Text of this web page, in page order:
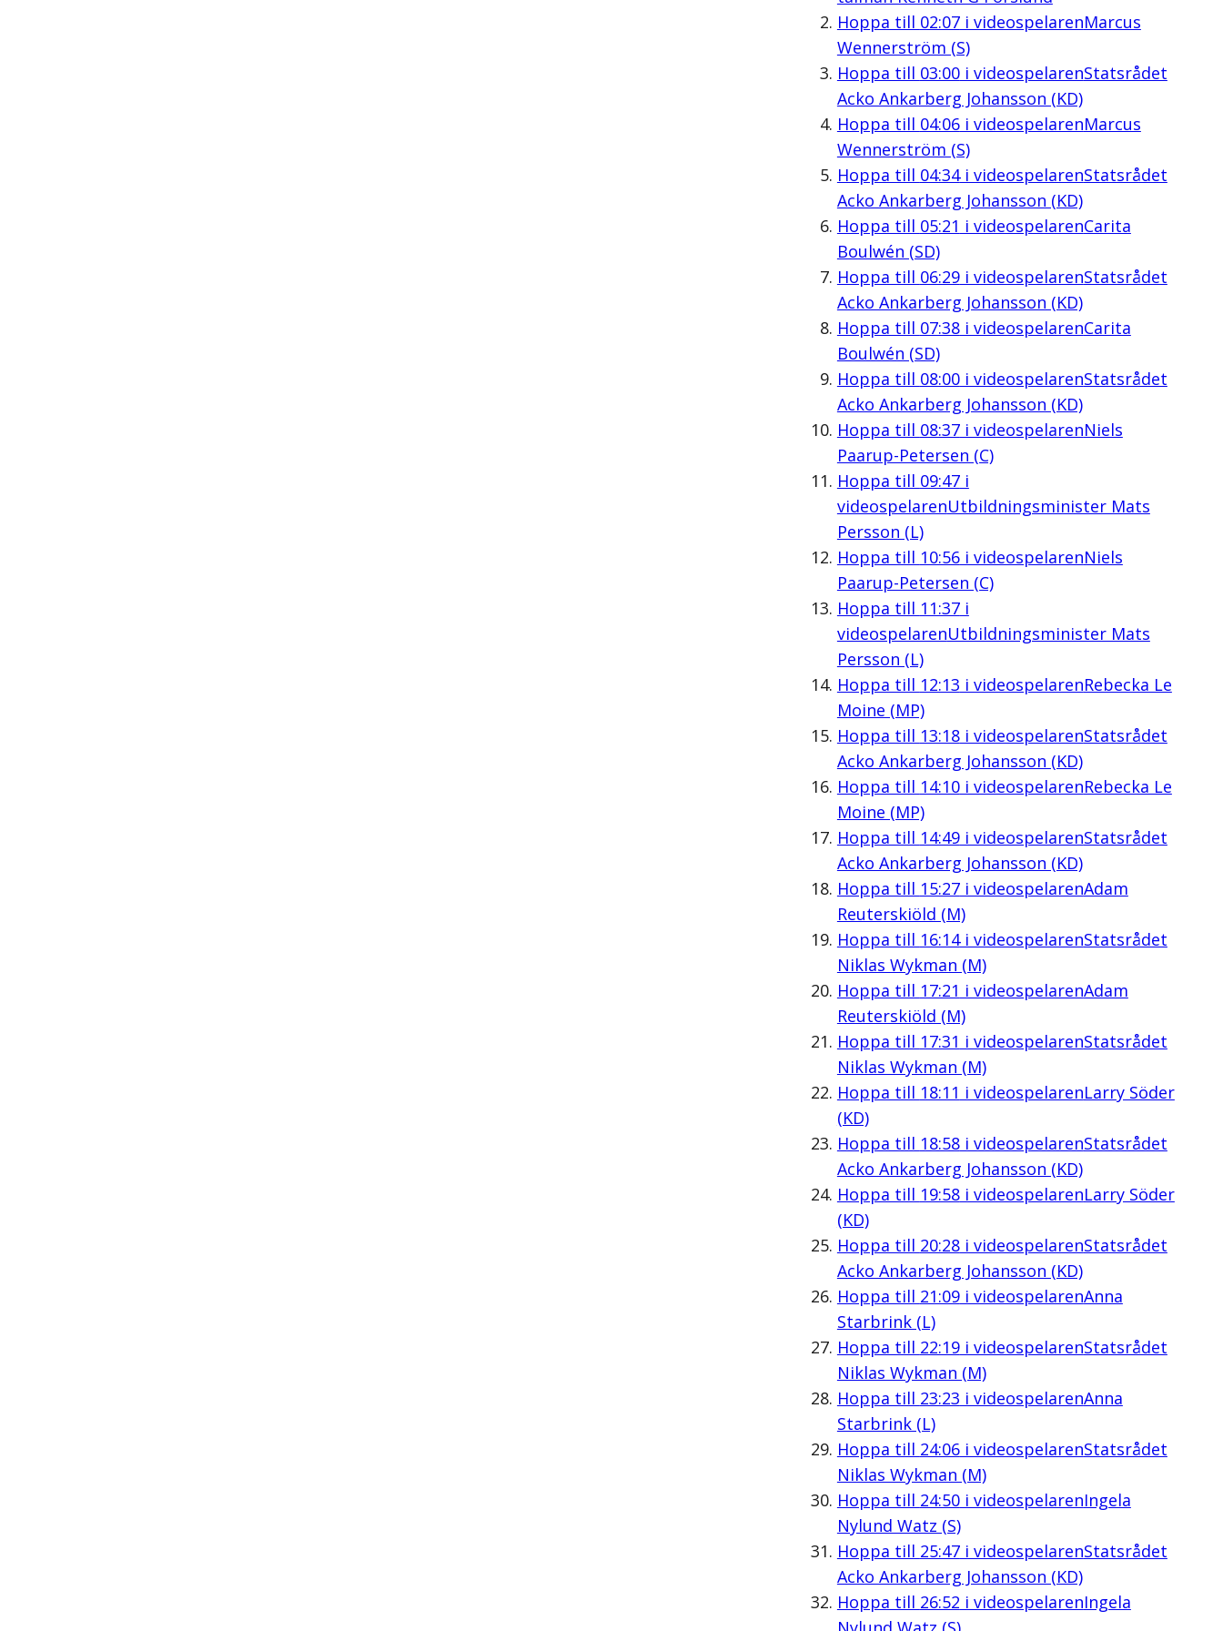
Hoppa till 02:07i videospelarenMarcus
Wennerström (S)
Hoppa till 03:00i videospelarenStatsrådet
Acko Ankarberg Johansson (KD)
Hoppa till 04:06i videospelarenMarcus
Wennerström (S)
Hoppa till 04:34i videospelarenStatsrådet
Acko Ankarberg Johansson (KD)
Hoppa till 05:21 i videospelarenCarita
Boulwén (SD)
Hoppa till 06:29i videospelarenStatsrådet
Acko Ankarberg Johansson (KD)
Hoppa till 07:38i videospelarenCarita
Boulwén (SD)
Hoppa till 08:00i videospelarenStatsrådet
Acko Ankarberg Johansson (KD)
Hoppa till 08:37i videospelarenNiels
Paarup-Petersen (C)
Hoppa till 09:47i
videospelarenUtbildningsminister Mats
Persson (L)
Hoppa till 10:56i videospelarenNiels
Paarup-Petersen (C)
Hoppa till 11:37i
videospelarenUtbildningsminister Mats
Persson (L)
Hoppa till 12:13 i videospelarenRebecka Le
Moine (MP)
Hoppa till 13:18i videospelarenStatsrådet
Acko Ankarberg Johansson (KD)
Hoppa till 14:10i videospelarenRebecka Le
Moine (MP)
Hoppa till 14:49i videospelarenStatsrådet
Acko Ankarberg Johansson (KD)
Hoppa till 15:27i videospelarenAdam
Reuterskiöld (M)
Hoppa till 16:14i videospelarenStatsrådet
Niklas Wykman (M)
Hoppa till 17:21 i videospelarenAdam
Reuterskiöld (M)
Hoppa till 17:31 i videospelarenStatsrådet
Niklas Wykman (M)
Hoppa till 18:11 i videospelarenLarry Söder
(KD)
Hoppa till 18:58i videospelarenStatsrådet
Acko Ankarberg Johansson (KD)
Hoppa till 19:58i videospelarenLarry Söder
(KD)
Hoppa till 20:28i videospelarenStatsrådet
Acko Ankarberg Johansson (KD)
Hoppa till 21:09i videospelarenAnna
Starbrink (L)
Hoppa till 22:19i videospelarenStatsrådet
Niklas Wykman (M)
Hoppa till 23:23 i videospelarenAnna
Starbrink (L)
Hoppa till 24:06i videospelarenStatsrådet
Niklas Wykman (M)
Hoppa till 24:50i videospelarenIngela
Nylund Watz (S)
Hoppa till 25:47i videospelarenStatsrådet
Acko Ankarberg Johansson (KD)
Hoppa till 26:52 i videospelarenIngela